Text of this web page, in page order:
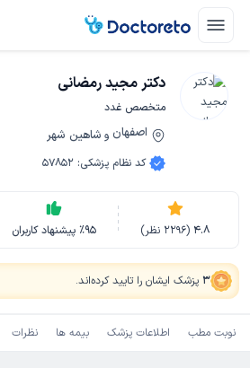
دکتر مجید رمضانی
متخصص غدد
اصفهان و شاهین شهر
کد نظام پزشکی:
57852
4.8
(
2296 نظر) ٪95 پیشنهاد کاربران
3 پزشک ایشان را تایید کرده‌اند.
نوبت مطب اطلاعات پزشک بیمه ها نظرات